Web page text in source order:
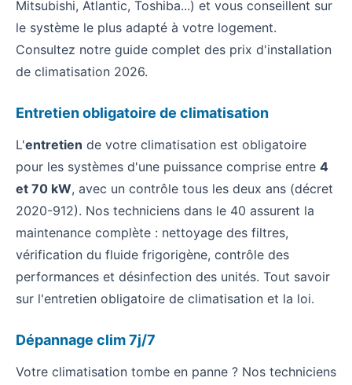
Mitsubishi, Atlantic, Toshiba...) et vous conseillent sur
le système le plus adapté à votre logement.
Consultez notre guide complet des prix d'installation
de climatisation 2026.
Entretien obligatoire de climatisation
L'entretien de votre climatisation est obligatoire
pour les systèmes d'une puissance comprise entre 4
et 70 kW, avec un contrôle tous les deux ans (décret
2020-912). Nos techniciens dans le 40 assurent la
maintenance complète : nettoyage des filtres,
vérification du fluide frigorigène, contrôle des
performances et désinfection des unités. Tout savoir
sur l'entretien obligatoire de climatisation et la loi.
Dépannage clim 7j/7
Votre climatisation tombe en panne ? Nos techniciens